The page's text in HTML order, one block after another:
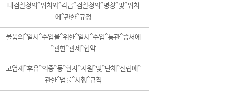
대검찰청의^위치와^각급^검찰청의^명칭^및^위치
에^관한^규정
물품의^일시^수입을^위한^일시^수입^통관^증서에
^관한^관세^협약
고엽제^후유^의증^등^환자^지원^및^단체^설립에^
관한^법률^시행^규칙